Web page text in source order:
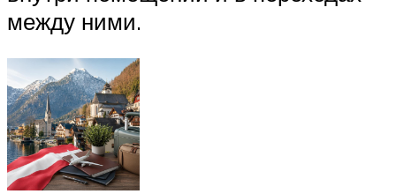
между ними.